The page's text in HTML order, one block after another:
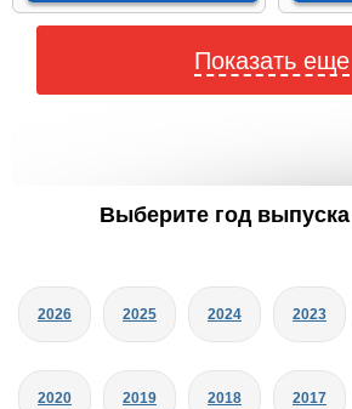
Показать еще
Выберите год
2026 2025 2024 2023
2020 2019 2018 2017